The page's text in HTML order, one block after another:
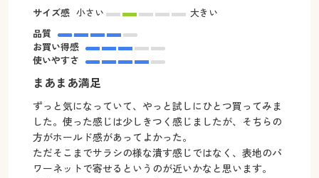
サイズ感 小さい
大きい
品質
お買い得感
使いやすさ
まあまあ満足
ずっと気になっていて、やっと試しにひとつ買ってみま
した。使った感じは少しきつく感じましたが、そちらの
方がホールド感があってよかった。
ただそこまでサラシの様な潰す感じではなく、表地のパ
ワーネットで寄せるというのが近いかなと思います。